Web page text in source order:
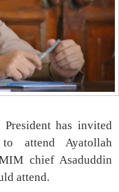
has invited
attend Ayatollah
chief Asaduddin
attend.